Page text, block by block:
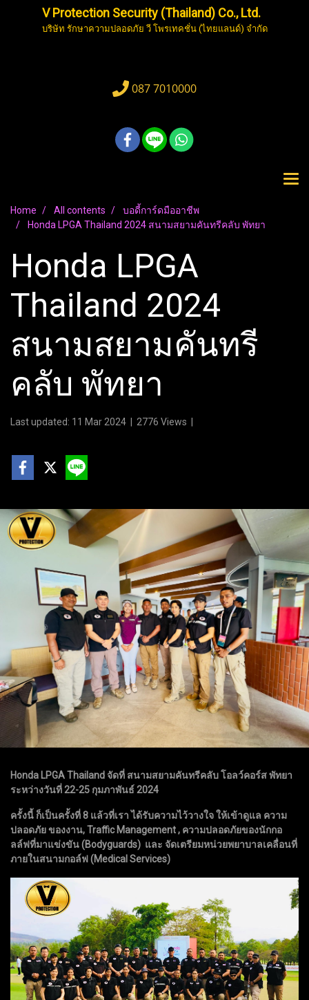
V Protection Security (Thailand) Co., Ltd.
บริษัท รักษาความปลอดภัย วี โพรเทคชั่น (ไทยแลนด์) จำกัด
087 7010000
Home All contents
บอดี้การ์ดมืออาชีพ
Honda LPGA Thailand 2024 สนามสยามคันทรีคลับ พัทยา
Honda LPGA
Thailand 2024
สนามสยามคันทรี
คลับ พัทยา
Last updated: 11 Mar 2024 2776 Views
Honda LPGA Thailand จัดที่ สนามสยามคันทรีคลับ โอลว์คอร์ส พัทยา
ระหว่างวันที่ 22-25 กุมภาพันธ์ 2024
ครั้งนี้ ก็เป็นครั้งที่ 8 แล้วที่เรา ได้รับความไว้วางใจ ให้เข้าดูแล ความ
ปลอดภัย ของงาน, Traffic Management , ความปลอดภัยของนักกอ
ลล์ฟที่มาแข่งขัน (Bodyguards) และ จัดเตรียมหน่วยพยาบาลเคลื่อนที่
ภายในสนามกอล์ฟ (Medical Services)